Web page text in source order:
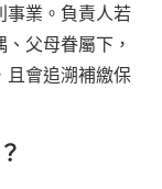
事業。負責人若
父母眷屬下，
且會追溯補繳保